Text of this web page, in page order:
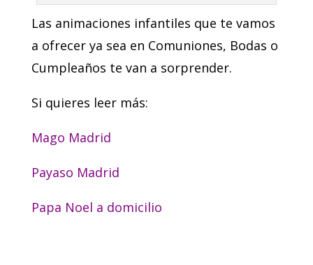
Las animaciones infantiles que te vamos
a ofrecer ya sea en Comuniones, Bodas o
Cumpleaños te van a sorprender.
Si quieres leer más:
Mago Madrid
Payaso Madrid
Papa Noel a domicilio